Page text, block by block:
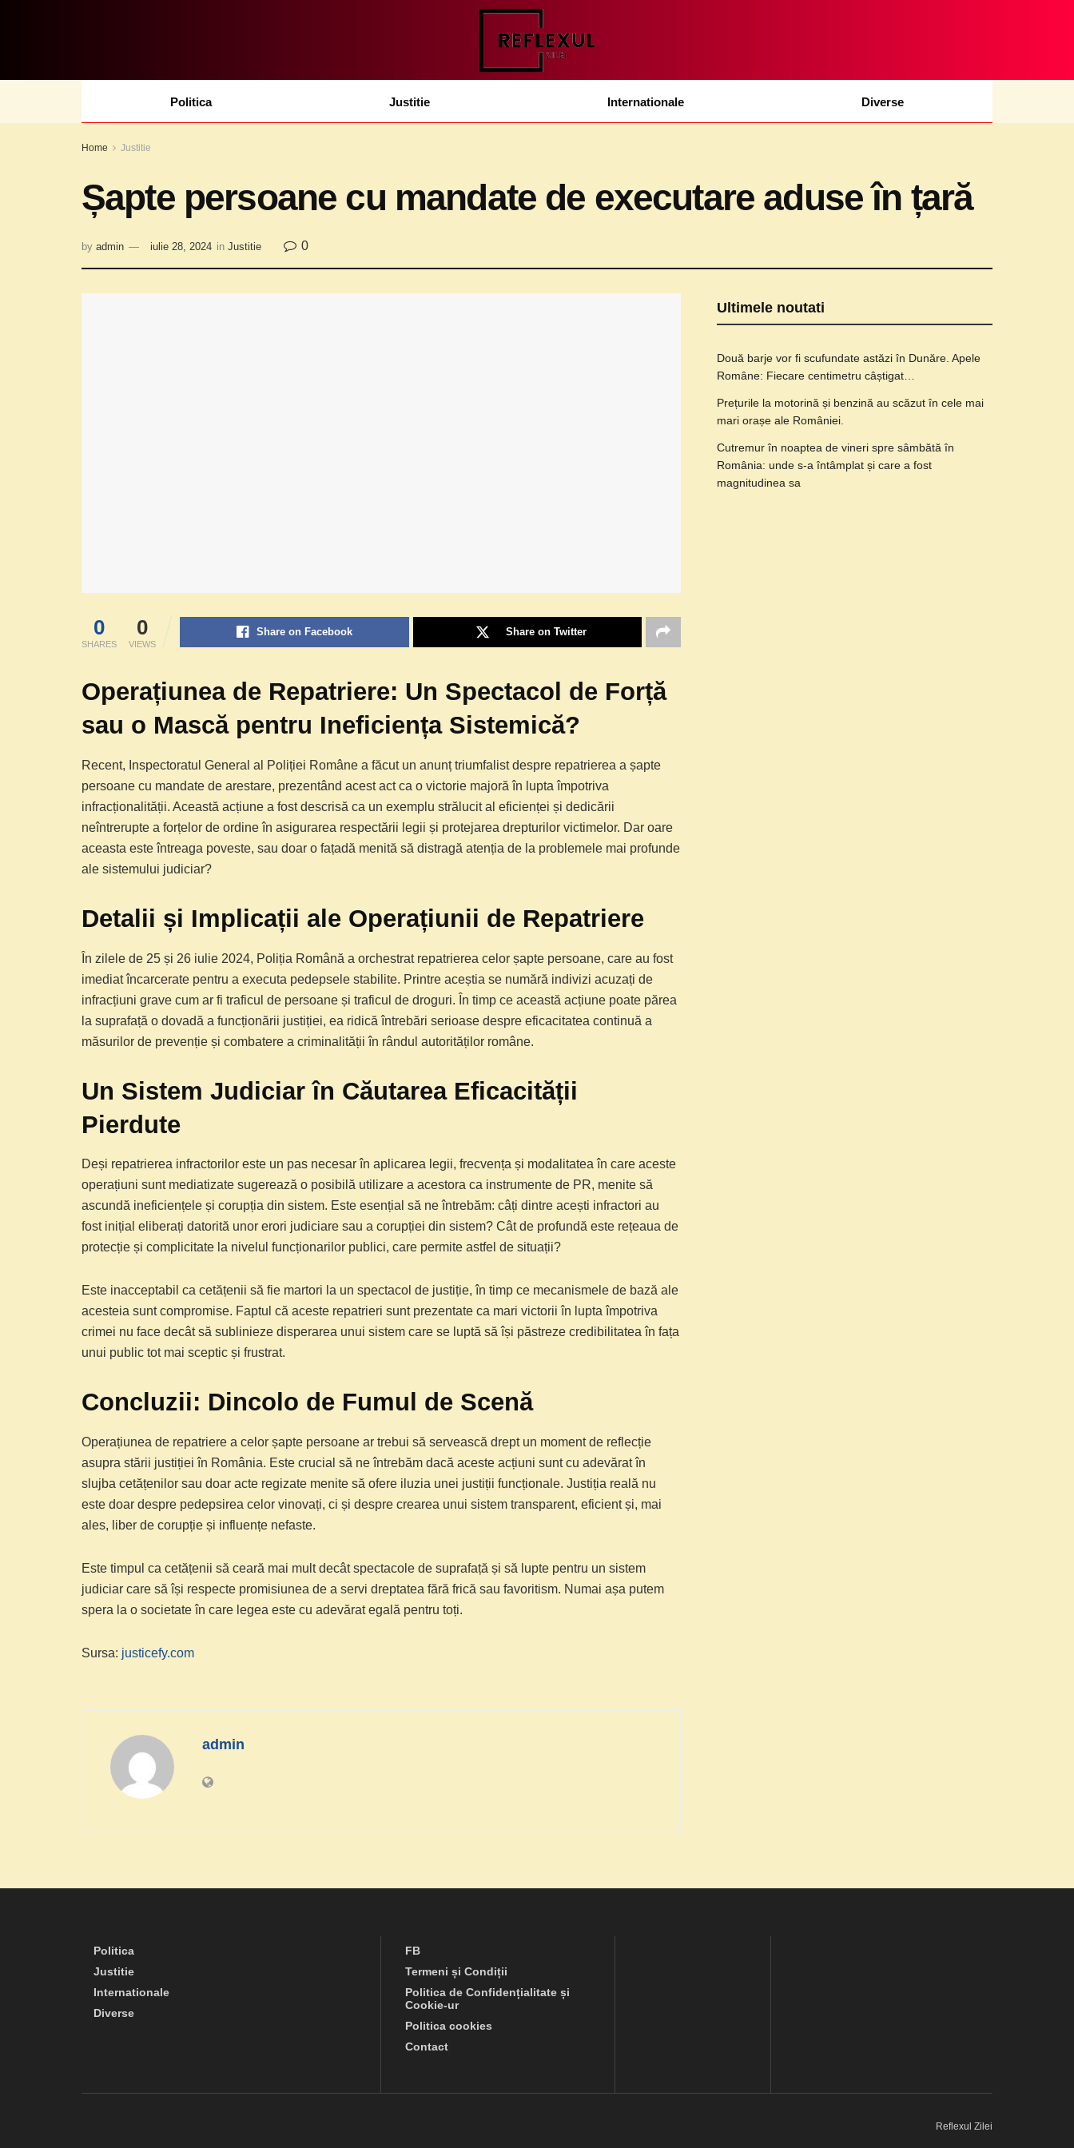
Politica Justitie Internationale Diverse
Home Justitie
Șapte persoane cu mandate de executare aduse în țară
by admin iulie 28, 2024 in Justitie 0
0
SHARES
0
VIEWS
Share on Facebook Share on Twitter
Operațiunea de Repatriere: Un Spectacol de Forță
sau o Mască pentru Ineficiența Sistemică?
Recent, Inspectoratul General al Poliției Române a făcut un anunț triumfalist despre repatrierea a șapte
persoane cu mandate de arestare, prezentând acest act ca o victorie majoră în lupta împotriva
infracționalității. Această acțiune a fost descrisă ca un exemplu strălucit al eficienței și dedicării
neîntrerupte a forțelor de ordine în asigurarea respectării legii și protejarea drepturilor victimelor. Dar oare
aceasta este întreaga poveste, sau doar o fațadă menită să distragă atenția de la problemele mai profunde
ale sistemului judiciar?
Detalii și Implicații ale Operațiunii de Repatriere
În zilele de 25 și 26 iulie 2024, Poliția Română a orchestrat repatrierea celor șapte persoane, care au fost
imediat încarcerate pentru a executa pedepsele stabilite. Printre aceștia se numără indivizi acuzați de
infracțiuni grave cum ar fi traficul de persoane și traficul de droguri. În timp ce această acțiune poate părea
la suprafață o dovadă a funcționării justiției, ea ridică întrebări serioase despre eficacitatea continuă a
măsurilor de prevenție și combatere a criminalității în rândul autorităților române.
Un Sistem Judiciar în Căutarea Eficacității
Pierdute
Deși repatrierea infractorilor este un pas necesar în aplicarea legii, frecvența și modalitatea în care aceste
operațiuni sunt mediatizate sugerează o posibilă utilizare a acestora ca instrumente de PR, menite să
ascundă ineficiențele și corupția din sistem. Este esențial să ne întrebăm: câți dintre acești infractori au
fost inițial eliberați datorită unor erori judiciare sau a corupției din sistem? Cât de profundă este rețeaua de
protecție și complicitate la nivelul funcționarilor publici, care permite astfel de situații?
Este inacceptabil ca cetățenii să fie martori la un spectacol de justiție, în timp ce mecanismele de bază ale
acesteia sunt compromise. Faptul că aceste repatrieri sunt prezentate ca mari victorii în lupta împotriva
crimei nu face decât să sublinieze disperarea unui sistem care se luptă să își păstreze credibilitatea în fața
unui public tot mai sceptic și frustrat.
Concluzii: Dincolo de Fumul de Scenă
Operațiunea de repatriere a celor șapte persoane ar trebui să servească drept un moment de reflecție
asupra stării justiției în România. Este crucial să ne întrebăm dacă aceste acțiuni sunt cu adevărat în
slujba cetățenilor sau doar acte regizate menite să ofere iluzia unei justiții funcționale. Justiția reală nu
este doar despre pedepsirea celor vinovați, ci și despre crearea unui sistem transparent, eficient și, mai
ales, liber de corupție și influențe nefaste.
Este timpul ca cetățenii să ceară mai mult decât spectacole de suprafață și să lupte pentru un sistem
judiciar care să își respecte promisiunea de a servi dreptatea fără frică sau favoritism. Numai așa putem
spera la o societate în care legea este cu adevărat egală pentru toți.
Sursa: justicefy.com
admin
Ultimele noutati
Două barje vor fi scufundate astăzi în Dunăre. Apele
Române: Fiecare centimetru câștigat…
Prețurile la motorină și benzină au scăzut în cele mai
mari orașe ale României.
Cutremur în noaptea de vineri spre sâmbătă în
România: unde s-a întâmplat și care a fost
magnitudinea sa
Politica
Justitie
Internationale
Diverse
FB
Termeni și Condiții
Politica de Confidențialitate și
Cookie-ur
Politica cookies
Contact
Reflexul Zilei